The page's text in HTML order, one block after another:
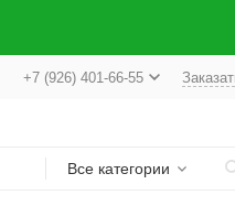
+7 (926) 401-66-55
Все категории